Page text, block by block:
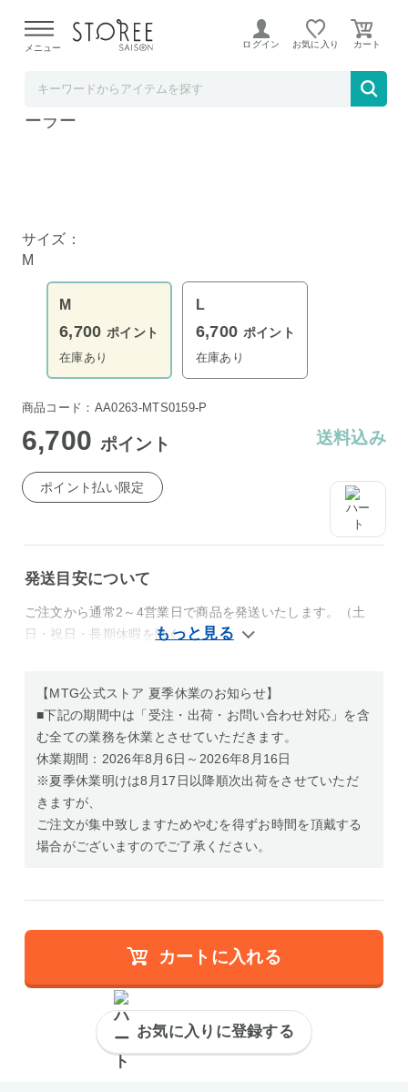
よる配送遅延が発生しております。
メニュー ログイン お気に入り
MTG SIXPAD Abs 2 Mサイズ+専用コントロ
ーラー
サイズ：
M
M
6,700 ポイント
在庫あり
L
6,700 ポイント
在庫あり
商品コード：AA0263-MTS0159-P
6,700 ポイント 送料込み
ポイント払い限定
発送目安について
ご注文から通常2～4営業日で商品を発送いたします。（土
日・祝日・長期休暇を除く）
【MTG公式ストア 夏季休業のお知らせ】
■下記の期間中は「受注・出荷・お問い合わせ対応」を含
む全ての業務を休業とさせていただきます。
休業期間：2026年8月6日～2026年8月16日
※夏季休業明けは8月17日以降順次出荷をさせていただ
きますが、
ご注文が集中致しますためやむを得ずお時間を頂戴する
場合がございますのでご了承ください。
カートに入れる
お気に入りに登録する